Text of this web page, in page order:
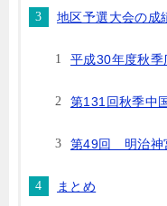
地区予選大会の成
平成30年度秋
第131回秋季中
第49回 明治神
まとめ